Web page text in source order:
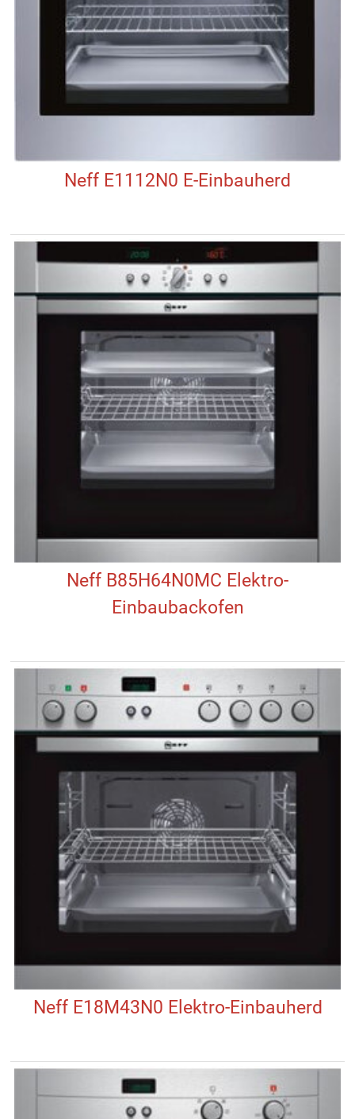
Neff E1112N0 E-Einbauherd
Neff B85H64N0MC Elektro-
Einbaubackofen
Neff E18M43N0 Elektro-Einbauherd